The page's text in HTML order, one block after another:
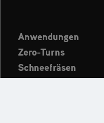
Anwendungen
Zero-Turns
Schneefräsen